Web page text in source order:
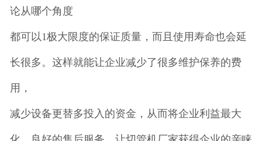
论从哪个角度
都可以1极大限度的保证质量，而且使用寿命也会延
长很多。这样就能让企业减少了很多维护保养的费
用，
减少设备更替多投入的资金，从而将企业利益最大